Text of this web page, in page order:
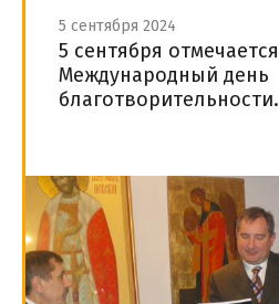
5 сентября 2024
5 сентября отмечается
Международный день
благотворительности.